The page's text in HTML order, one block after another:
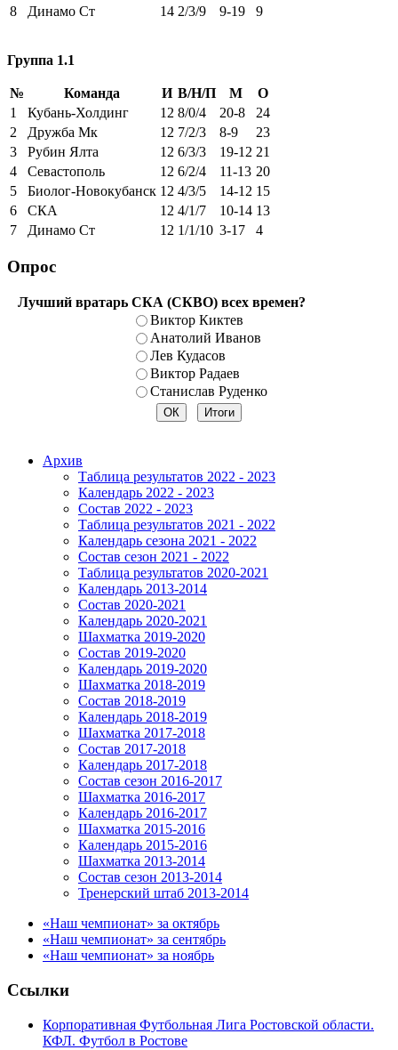
8
Динамо Ст 14 2/3/9 9-19 9
Группа 1.1
№ Команда И В/Н/П М
О
1
Кубань-Холдинг 12 8/0/4 20-8
24
2
Дружба Мк 12 7/2/3 8-9
23
3
Рубин Ялта 12 6/3/3 19-12 21
4
Севастополь 12 6/2/4 11-13 20
5
Биолог-Новокубанск 12 4/3/5 14-12 15
6
СКА 12 4/1/7 10-14 13
7
Динамо Ст 12 1/1/10 3-17 4
Опрос
Лучший вратарь СКА (СКВО) всех времен?
Виктор Киктев
Анатолий Иванов
Лев Кудасов
Виктор Радаев
Станислав Руденко
Архив
Таблица результатов 2022 - 2023
Календарь 2022 - 2023
Состав 2022 - 2023
Таблица результатов 2021 - 2022
Календарь сезона 2021 - 2022
Состав сезон 2021 - 2022
Таблица результатов 2020-2021
Календарь 2013-2014
Состав 2020-2021
Календарь 2020-2021
Шахматка 2019-2020
Состав 2019-2020
Календарь 2019-2020
Шахматка 2018-2019
Состав 2018-2019
Календарь 2018-2019
Шахматка 2017-2018
Состав 2017-2018
Календарь 2017-2018
Состав сезон 2016-2017
Шахматка 2016-2017
Календарь 2016-2017
Шахматка 2015-2016
Календарь 2015-2016
Шахматка 2013-2014
Состав сезон 2013-2014
Тренерский штаб 2013-2014
«Наш чемпионат» за октябрь
«Наш чемпионат» за сентябрь
«Наш чемпионат» за ноябрь
Ссылки
Корпоративная Футбольная Лига Ростовской области.
КФЛ. Футбол в Ростове